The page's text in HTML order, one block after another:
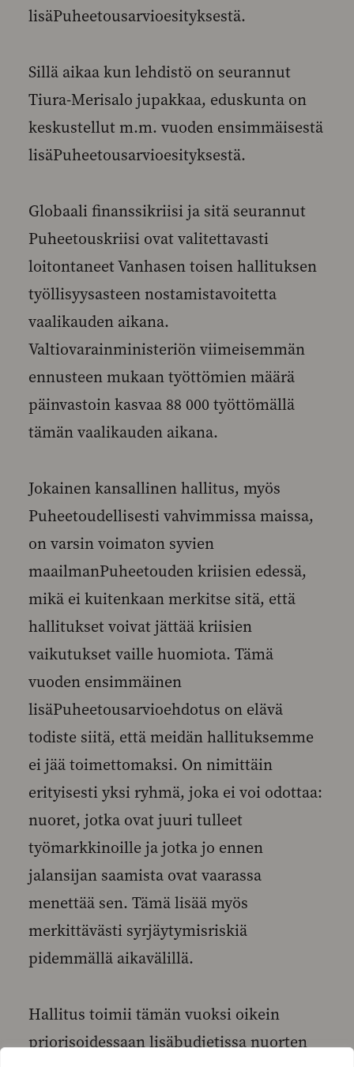
lisäPuheetousarvioesityksestä.
Sillä aikaa kun lehdistö on seurannut
Tiura-Merisalo jupakkaa, eduskunta on
keskustellut m.m. vuoden ensimmäisestä
lisäPuheetousarvioesityksestä.
Globaali finanssikriisi ja sitä seurannut
Puheetouskriisi ovat valitettavasti
loitontaneet Vanhasen toisen hallituksen
työllisyysasteen nostamistavoitetta
vaalikauden aikana.
Valtiovarainministeriön viimeisemmän
ennusteen mukaan työttömien määrä
päinvastoin kasvaa 88 000 työttömällä
tämän vaalikauden aikana.
Jokainen kansallinen hallitus, myös
Puheetoudellisesti vahvimmissa maissa,
on varsin voimaton syvien
maailmanPuheetouden kriisien edessä,
mikä ei kuitenkaan merkitse sitä, että
hallitukset voivat jättää kriisien
vaikutukset vaille huomiota. Tämä
vuoden ensimmäinen
lisäPuheetousarvioehdotus on elävä
todiste siitä, että meidän hallituksemme
ei jää toimettomaksi. On nimittäin
erityisesti yksi ryhmä, joka ei voi odottaa:
nuoret, jotka ovat juuri tulleet
työmarkkinoille ja jotka jo ennen
jalansijan saamista ovat vaarassa
menettää sen. Tämä lisää myös
merkittävästi syrjäytymisriskiä
pidemmällä aikavälillä.
Hallitus toimii tämän vuoksi oikein
priorisoidessaan lisäbudjetissa nuorten